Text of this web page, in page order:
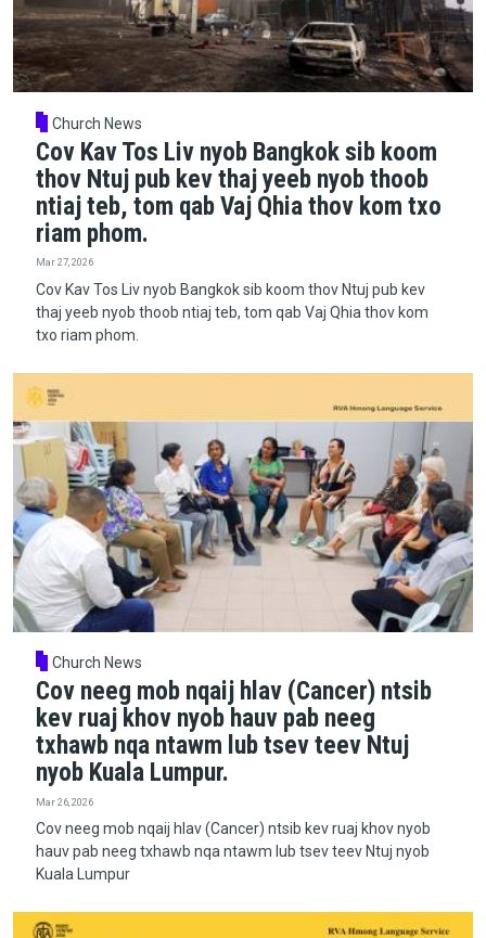
Church News
Cov Kav Tos Liv nyob Bangkok sib koom
thov Ntuj pub kev thaj yeeb nyob thoob
ntiaj teb, tom qab Vaj Qhia thov kom txo
riam phom.
Mar 27, 2026
Cov Kav Tos Liv nyob Bangkok sib koom thov Ntuj pub kev
thaj yeeb nyob thoob ntiaj teb, tom qab Vaj Qhia thov kom
txo riam phom.
Church News
Cov neeg mob nqaij hlav (Cancer) ntsib
kev ruaj khov nyob hauv pab neeg
txhawb nqa ntawm lub tsev teev Ntuj
nyob Kuala Lumpur.
Mar 26, 2026
Cov neeg mob nqaij hlav (Cancer) ntsib kev ruaj khov nyob
hauv pab neeg txhawb nqa ntawm lub tsev teev Ntuj nyob
Kuala Lumpur